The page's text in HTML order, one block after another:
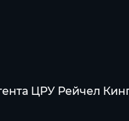
ЦРУ Рейчел